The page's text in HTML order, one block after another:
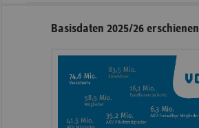
Seitennavigation
Seitenleiste
Informationen
Basisdaten 2025/26 erschienen